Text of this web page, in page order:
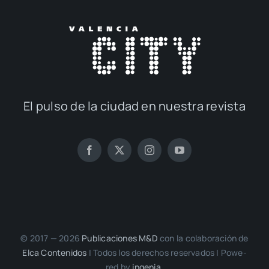
El pul­so de la ciu­dad en nues­tra revis­ta
© 2017 — 2026 Publi­ca­cio­nes M&D con la cola­bo­ra­ción de
Elca Con­te­ni­dos | Todos los dere­chos reser­va­dos | Powe­